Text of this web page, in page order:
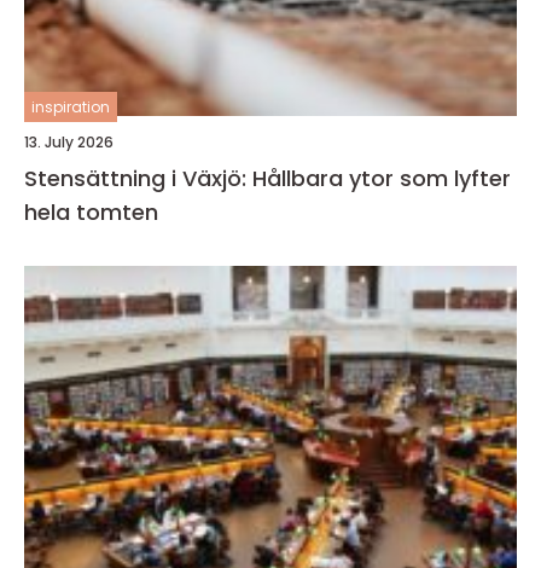
inspiration
13. July 2026
Stensättning i Växjö: Hållbara ytor som lyfter
hela tomten